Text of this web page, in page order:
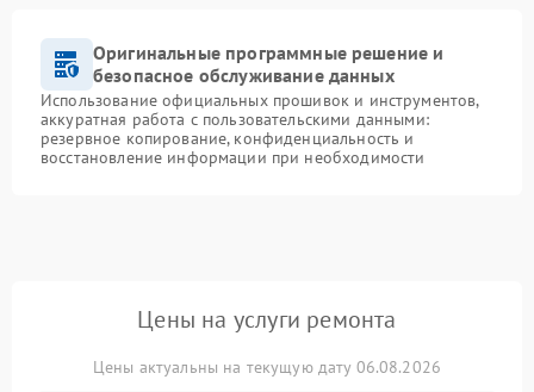
Оригинальные программные решение и
безопасное обслуживание данных
Использование официальных прошивок и инструментов,
аккуратная работа с пользовательскими данными:
резервное копирование, конфиденциальность и
восстановление информации при необходимости
Цены на услуги ремонта
Цены актуальны на текущую дату 06.08.2026